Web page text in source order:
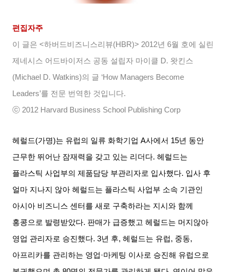
편집자주
이 글은 <하버드비즈니스리뷰(HBR)> 2012년 6월 호에 실린
제네시스 어드바이저스 공동 설립자 마이클 D. 왓킨스
(Michael D. Watkins)의 글 ‘How Managers Become
Leaders’를 전문 번역한 것입니다.
ⓒ 2012 Harvard Business School Publishing Corp
헤럴드(가명)는 유럽의 일류 화학기업 A사에서 15년 동안
근무한 뛰어난 잠재력을 갖고 있는 리더다.헤럴드는
플라스틱 사업부의 제품담당 부관리자로 입사했다. 입사 후
얼마 지나지 않아 헤럴드는 플라스틱 사업부 소속 기관인
아시아 비즈니스 센터를 새로 구축하라는 지시와 함께
홍콩으로 발령받았다. 판매가 급증했고 헤럴드는 머지않아
영업 관리자로 승진했다. 3년 후,헤럴드는 유럽, 중동,
아프리카를 관리하는 영업·마케팅 이사로 승진해 유럽으로